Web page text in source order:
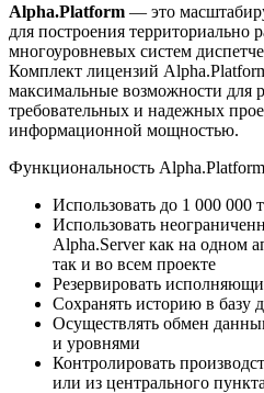
Alpha.Platform — это
для построения территориально
многоуровневых систем
Комплект лицензий
максимальные возможности для
требовательных и надежных
информационной мощностью.
Функциональность Аlpha.Platform
Использовать до 1 000 000
Использовать
Alpha.Server как на одном
так и во всем проекте
Резервировать
Сохранять историю в базу
Осуществлять обмен
и уровнями
Контролировать
или из центрального